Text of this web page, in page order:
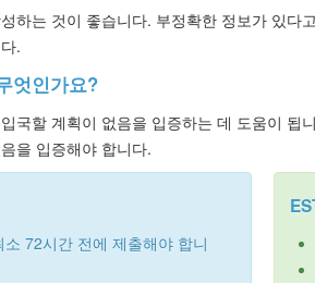
하는 것이 좋습니다. 부정확한 정보가 있
.
엇인가요?
국할 계획이 없음을 입증하는 데 도움이
을 입증해야 합니다.
72시간 전에 제출해야 합니